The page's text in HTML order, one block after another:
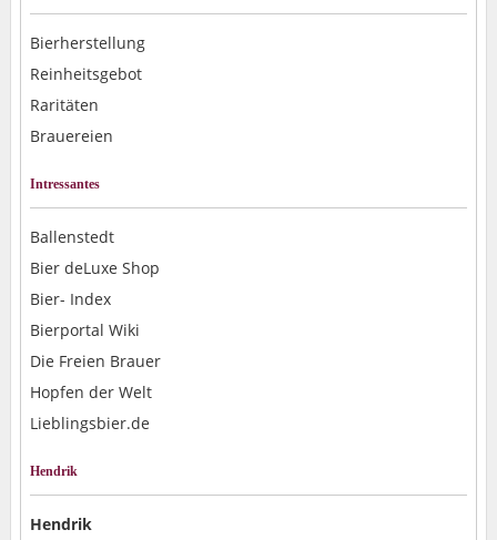
Bierherstellung
Reinheitsgebot
Raritäten
Brauereien
Intressantes
Ballenstedt
Bier deLuxe Shop
Bier- Index
Bierportal Wiki
Die Freien Brauer
Hopfen der Welt
Lieblingsbier.de
Hendrik
Hendrik